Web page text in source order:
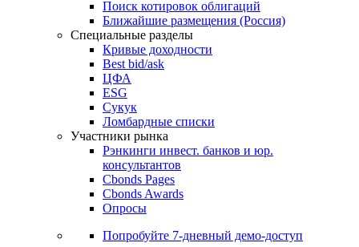
Поиск котировок облигаций
Ближайшие размещения (Россия)
Специальные разделы
Кривые доходности
Best bid/ask
ЦФА
ESG
Сукук
Ломбардные списки
Участники рынка
Рэнкинги инвест. банков и юр.
консультантов
Cbonds Pages
Cbonds Awards
Опросы
Попробуйте 7-дневный демо-доступ